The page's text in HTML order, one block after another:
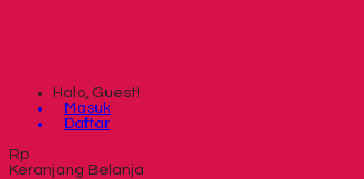
Halo, Guest!
Masuk
Daftar
Rp
Keranjang Belanja